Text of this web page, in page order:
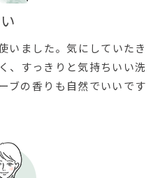
いました。気にしていたき
、すっきりと気持ちいい洗
ブの香りも自然でいいです